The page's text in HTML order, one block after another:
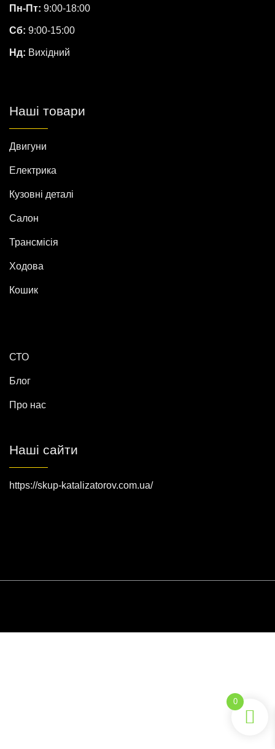
Пн-Пт: 9:00-18:00
Сб: 9:00-15:00
Нд: Вихідний
Наші товари
Двигуни
Електрика
Кузовні деталі
Салон
Трансмісія
Ходова
Кошик
СТО
Блог
Про нас
Наші сайти
https://skup-katalizatorov.com.ua/
0